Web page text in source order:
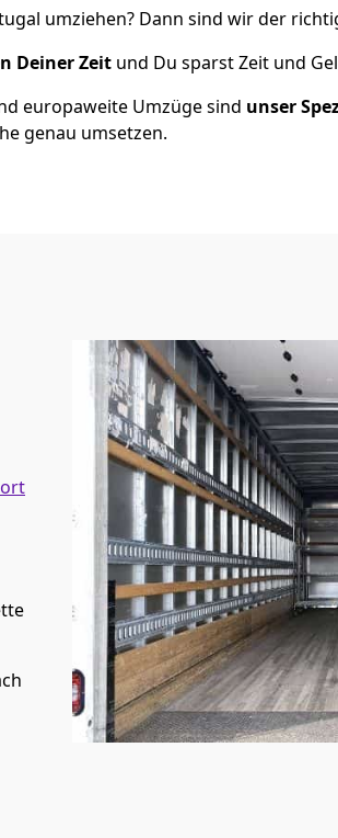
umziehen? Dann sind wir der
Deiner Zeit und Du sparst Zeit und
europaweite Umzüge sind unser
genau umsetzen.